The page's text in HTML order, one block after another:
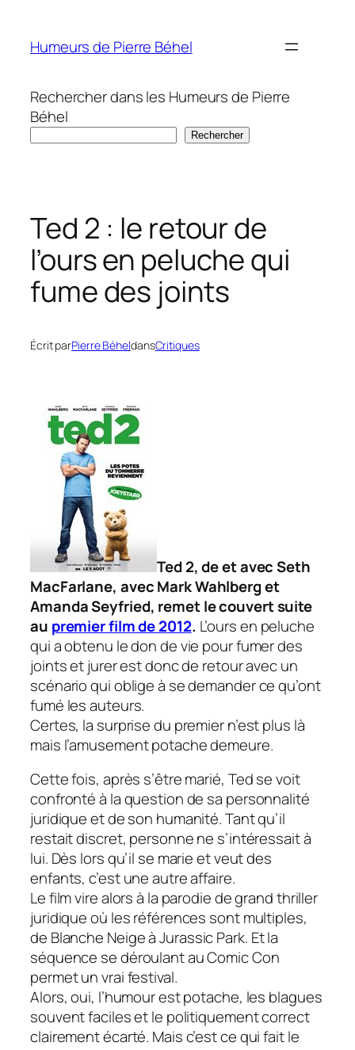
contenu
Humeurs de Pierre Béhel
Rechercher dans les Humeurs de Pierre
Béhel
Rechercher
Ted 2 : le retour de
l’ours en peluche qui
fume des joints
Écrit parPierre BéheldansCritiques
Ted 2, de et avec Seth
MacFarlane, avec Mark Wahlberg et
Amanda Seyfried, remet le couvert suite
au premier film de 2012. L’ours en peluche
qui a obtenu le don de vie pour fumer des
joints et jurer est donc de retour avec un
scénario qui oblige à se demander ce qu’ont
fumé les auteurs.
Certes, la surprise du premier n’est plus là
mais l’amusement potache demeure.
Cette fois, après s’être marié, Ted se voit
confronté à la question de sa personnalité
juridique et de son humanité. Tant qu’il
restait discret, personne ne s’intéressait à
lui. Dès lors qu’il se marie et veut des
enfants, c’est une autre affaire.
Le film vire alors à la parodie de grand thriller
juridique où les références sont multiples,
de Blanche NeigeàJurassic Park. Et la
séquence se déroulant au Comic Con
permet un vrai festival.
Alors, oui, l’humour est potache, les blagues
souvent faciles et le politiquement correct
clairement écarté. Mais c’est ce qui fait le